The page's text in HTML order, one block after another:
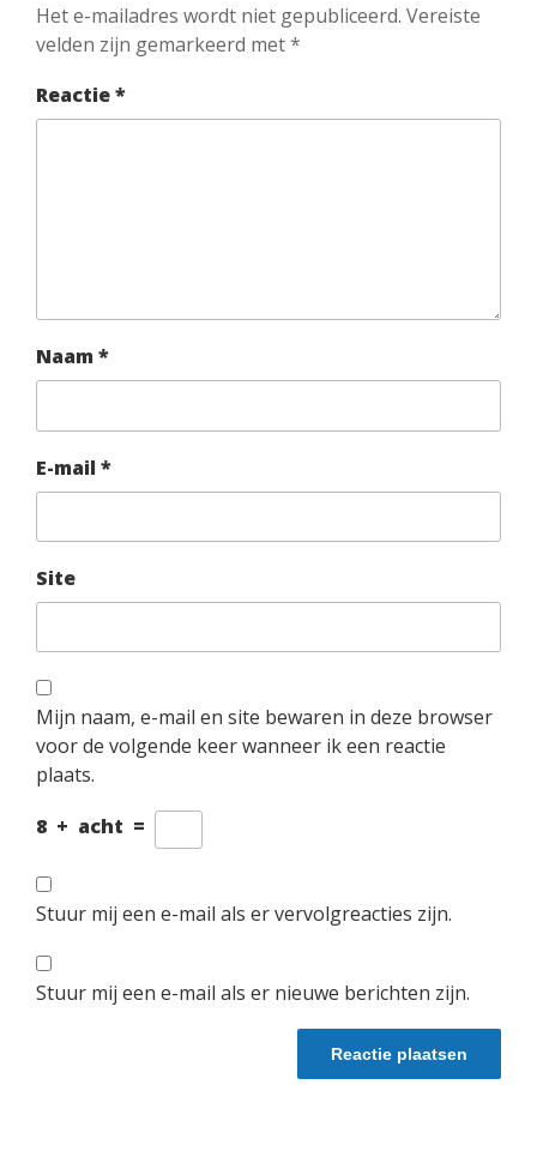
Het e-mailadres wordt niet gepubliceerd. Vereiste
velden zijn gemarkeerd met*
Reactie*
Naam *
E-mail *
Site
Mijn naam, e-mail en site bewaren in deze browser
voor de volgende keer wanneer ik een reactie
plaats.
8 + acht =
Stuur mij een e-mail als er vervolgreacties zijn.
Stuur mij een e-mail als er nieuwe berichten zijn.